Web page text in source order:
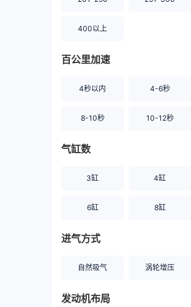
400以上
百公里加速
4秒以内 4-6秒
8-10秒 10-12秒
气缸数
3缸 4缸
6缸 8缸
进气方式
自然吸气 涡轮增压
发动机布局